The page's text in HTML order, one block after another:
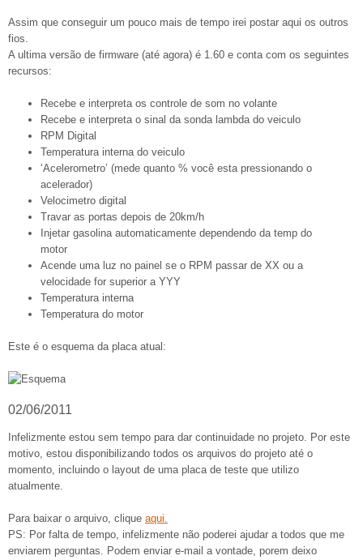
Assim que conseguir um pouco mais de tempo irei postar aqui os outros
fios.
A ultima versão de firmware (até agora) é 1.60 e conta com os seguintes
recursos:
Recebe e interpreta os controle de som no volante
Recebe e interpreta o sinal da sonda lambda do veiculo
RPM Digital
Temperatura interna do veiculo
‘Acelerometro’ (mede quanto % você esta pressionando o
acelerador)
Velocimetro digital
Travar as portas depois de 20km/h
Injetar gasolina automaticamente dependendo da temp do
motor
Acende uma luz no painel se o RPM passar de XX ou a
velocidade for superior a YYY
Temperatura interna
Temperatura do motor
Este é o esquema da placa atual:
02/06/2011
Infelizmente estou sem tempo para dar continuidade no projeto. Por este
motivo, estou disponibilizando todos os arquivos do projeto até o
momento, incluindo o layout de uma placa de teste que utilizo
atualmente.
Para baixar o arquivo, clique aqui.
PS: Por falta de tempo, infelizmente não poderei ajudar a todos que me
enviarem perguntas. Podem enviar e-mail a vontade, porem deixo